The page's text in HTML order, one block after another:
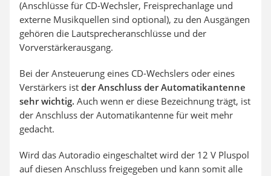
(Anschlüsse für CD-Wechsler, Freisprechanlage und
externe Musikquellen sind optional), zu den Ausgängen
gehören die Lautsprecheranschlüsse und der
Vorverstärkerausgang.
Bei der Ansteuerung eines CD-Wechslers oder eines
Verstärkers ist der Anschluss der Automatikantenne
sehr wichtig. Auch wenn er diese Bezeichnung trägt, ist
der Anschluss der Automatikantenne für weit mehr
gedacht.
Wird das Autoradio eingeschaltet wird der 12 V Pluspol
auf diesen Anschluss freigegeben und kann somit alle